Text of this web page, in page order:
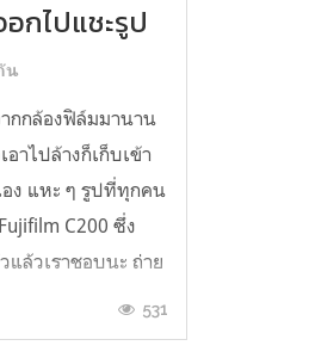
กไปแชะรูป
น
กกล้องฟิล์มมานาน
อาไปล้างก็เก็บเข้า
ง แหะ ๆ รูปที่ทุกคน
C200 ซึ่ง
ล้วเราชอบนะ ถ่าย
ขา แม่น้ำ ออกเขียว531